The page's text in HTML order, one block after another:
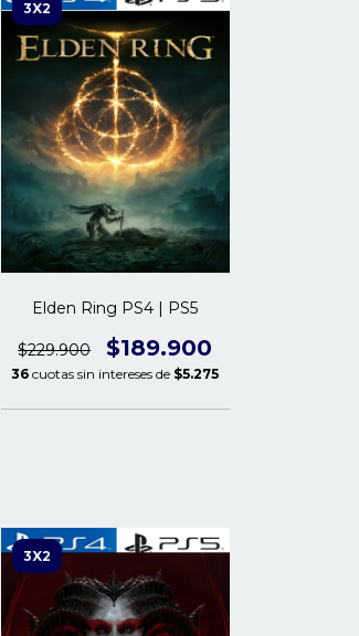
3X2
Elden Ring PS4 | PS5
$229.900 $189.900
36 cuotas sin intereses de $5.275
3X2